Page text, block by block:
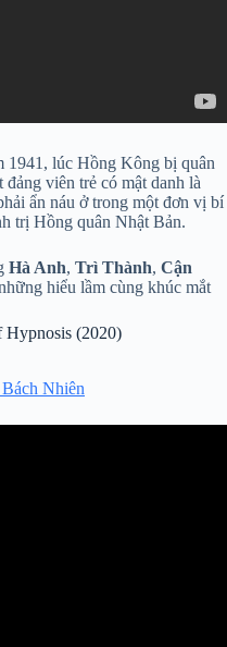
1941, lúc Hồng Kông bị quân
đảng viên trẻ có mật danh là
ẩn náu ở trong một đơn vị bí
trị Hồng quân Nhật Bản.
Hà Anh, Trì Thành, Cận
hiểu lầm cùng khúc mắt
(2020)
Nhiên